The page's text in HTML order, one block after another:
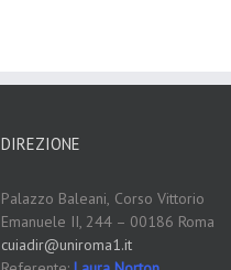
DIREZIONE
Palazzo Baleani, Corso Vittorio
Emanuele II, 244 – 00186 Roma
cuiadir@uniroma1.it